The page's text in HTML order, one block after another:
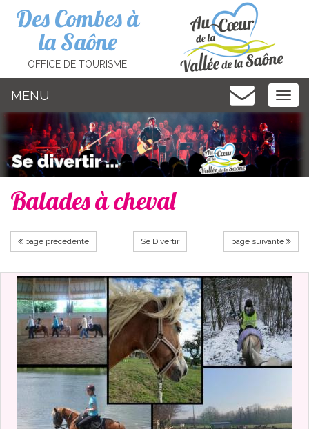
Des Combes à
la Saône
OFFICE DE TOURISME
MENU
Balades à cheval
page précédente Se Divertir page suivante